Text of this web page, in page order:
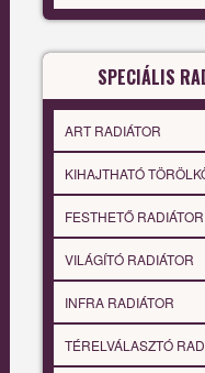
SPECIÁLIS
ART RADIÁTOR
KIHAJTHATÓ
FESTHETŐ RADIÁTOR
VILÁGÍTÓ RADIÁTOR
INFRA RADIÁTOR
TÉRELVÁLASZTÓ